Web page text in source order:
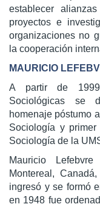
establecer
proyectos e
organizaciones no
la cooperación
MAURICIO
A partir de
Sociológicas se
homenaje póstumo
Sociología y
Sociología de la
Mauricio
Montereal,
ingresó y se formó
en 1948 fue